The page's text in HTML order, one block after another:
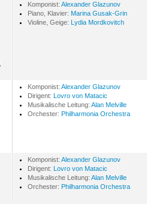
Komponist: Alexander Glazunov
Piano, Klavier: Marina Gusak-Grin
Violine, Geige: Lydia Mordkovitch
Komponist: Alexander Glazunov
Dirigent: Lovro von Matacic
Musikalische Leitung: Alan Melville
Orchester: Philharmonia Orchestra
Komponist: Alexander Glazunov
Dirigent: Lovro von Matacic
Musikalische Leitung: Alan Melville
Orchester: Philharmonia Orchestra